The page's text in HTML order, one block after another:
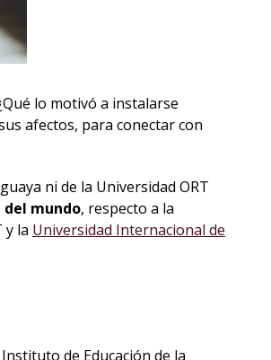
lo motivó a instalarse
afectos, para conectar con
ni de la Universidad ORT
del mundo, respecto a la
y la Universidad Internacional de
de Educación de la